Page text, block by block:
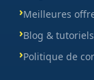
Meilleures
Blog & tutoriels
Politique de